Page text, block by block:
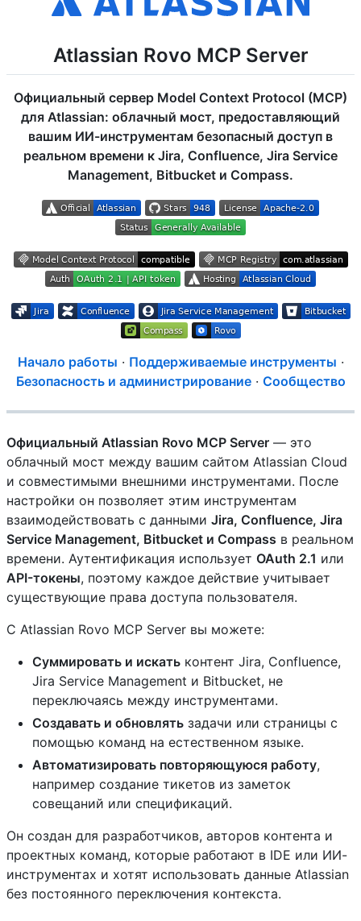
Atlassian Rovo MCP Server
Официальный сервер Model Context Protocol (MCP)
для Atlassian: облачный мост, предоставляющий
вашим ИИ-инструментам безопасный доступ в
реальном времени к Jira, Confluence, Jira Service
Management, Bitbucket и Compass.
Начало работы · Поддерживаемые инструменты ·
Безопасность и администрирование· Сообщество
Официальный Atlassian Rovo MCP Server — это
облачный мост между вашим сайтом Atlassian Cloud
и совместимыми внешними инструментами. После
настройки он позволяет этим инструментам
взаимодействовать с данными Jira, Confluence, Jira
Service Management, Bitbucket и Compass в реальном
времени. Аутентификация использует OAuth 2.1 или
API-токены, поэтому каждое действие учитывает
существующие права доступа пользователя.
С Atlassian Rovo MCP Server вы можете:
Суммировать и искать контент Jira, Confluence,
Jira Service Management и Bitbucket, не
переключаясь между инструментами.
Создавать и обновлять задачи или страницы с
помощью команд на естественном языке.
Автоматизировать повторяющуюся работу,
например создание тикетов из заметок
совещаний или спецификаций.
Он создан для разработчиков, авторов контента и
проектных команд, которые работают в IDE или ИИ-
инструментах и хотят использовать данные Atlassian
без постоянного переключения контекста.